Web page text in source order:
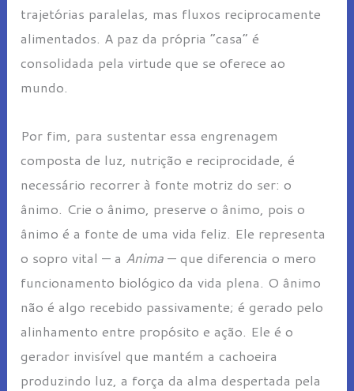
trajetórias paralelas, mas fluxos reciprocamente
alimentados. A paz da própria “casa” é
consolidada pela virtude que se oferece ao
mundo.
Por fim, para sustentar essa engrenagem
composta de luz, nutrição e reciprocidade, é
necessário recorrer à fonte motriz do ser: o
ânimo. Crie o ânimo, preserve o ânimo, pois o
ânimo é a fonte de uma vida feliz. Ele representa
o sopro vital — a Anima — que diferencia o mero
funcionamento biológico da vida plena. O ânimo
não é algo recebido passivamente; é gerado pelo
alinhamento entre propósito e ação. Ele é o
gerador invisível que mantém a cachoeira
produzindo luz, a força da alma despertada pela